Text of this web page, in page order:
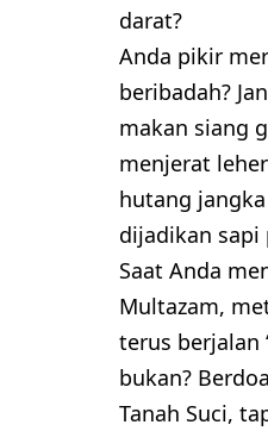
darat?
​Anda pikir
beribadah?
makan siang
menjerat
hutang
dijadikan sapi
Saat Anda
Multazam,
terus berjalan
bukan?
Tanah Suci,